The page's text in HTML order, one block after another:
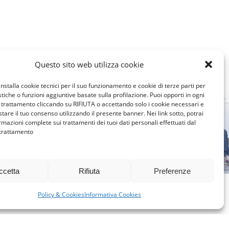
Questo sito web utilizza cookie
cookie tecnici per il suo funzionamento e cookie di terze parti per
o funzioni aggiuntive basate sulla profilazione. Puoi opporti in ogni
cliccando su RIFIUTA o accettando solo i cookie necessari e
il tuo consenso utilizzando il presente banner. Nei link sotto, potrai
complete sui trattamenti dei tuoi dati personali effettuati dal
Rifiuta Preferenze
Policy & CookiesInformativa Cookies
FIGLI
IN
MARZO